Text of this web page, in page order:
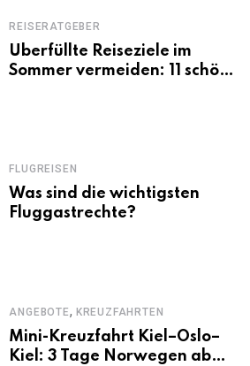
REISERATGEBER
Überfüllte Reiseziele im
Sommer vermeiden: 11 schöne
FLUGREISEN
Was sind die wichtigsten
Fluggastrechte?
ANGEBOTE, KREUZFAHRTEN
Mini-Kreuzfahrt Kiel–Oslo–
Kiel: 3 Tage Norwegen ab